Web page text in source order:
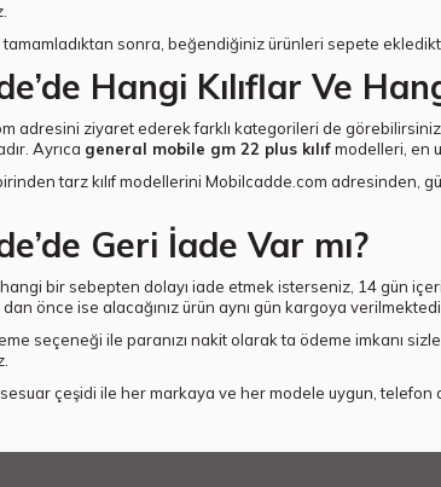
tamamladıktan sonra, beğendiğiniz ürünleri sepete
Hangi Kılıflar Ve
adresini ziyaret ederek farklı kategorileri de görebilirsiniz.
Ayrıca general mobile gm 22 plus kılıfmodelleri, en
tarz kılıf modellerini Mobilcadde.com adresinden,
Geri İade Var mı?
bir sebepten dolayı iade etmek isterseniz, 14 gün
önce ise alacağınız ürün aynı gün kargoya
seçeneği ile paranızı nakit olarak ta ödeme imkanı
çeşidi ile her markaya ve her modele uygun, telefon